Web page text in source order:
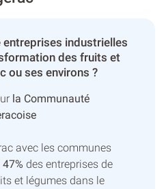
entreprises industrielles
des fruits et
ou ses environs ?
la Communauté
avec les communes
47% des entreprises de
et légumes dans le